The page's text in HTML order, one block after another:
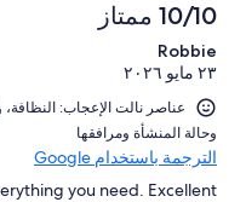
10/10 ممتاز
Robbie
٢٣ مايو ٢٠٢٦
و⁦حالة المنشأة ومرافقها⁩
الترجمة باستخدام Google
you need. Excellent